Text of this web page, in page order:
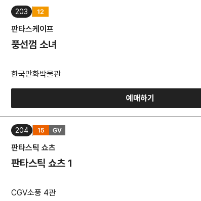
203
판타스케이프
풍선껌 소녀
한국만화박물관
예매하기
204
판타스틱 쇼츠
판타스틱 쇼츠 1
CGV소풍 4관